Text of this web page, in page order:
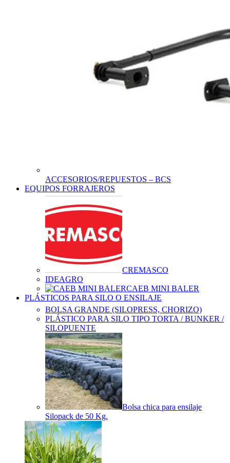
ACCESORIOS/REPUESTOS – BCS
EQUIPOS FORRAJEROS
CREMASCO
IDEAGRO
CAEB MINI BALER
PLÁSTICOS PARA SILO O ENSILAJE
BOLSA GRANDE (SILOPRESS, CHORIZO)
PLÁSTICO PARA SILO TIPO TORTA / BUNKER /
SILOPUENTE
Bolsa chica para ensilaje
Silopack de 50 Kg.